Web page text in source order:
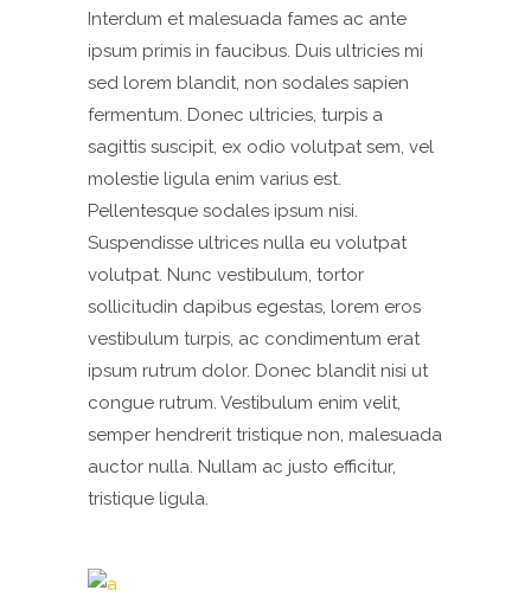
Interdum et malesuada fames ac ante
ipsum primis in faucibus. Duis ultricies mi
sed lorem blandit, non sodales sapien
fermentum. Donec ultricies, turpis a
sagittis suscipit, ex odio volutpat sem, vel
molestie ligula enim varius est.
Pellentesque sodales ipsum nisi.
Suspendisse ultrices nulla eu volutpat
volutpat. Nunc vestibulum, tortor
sollicitudin dapibus egestas, lorem eros
vestibulum turpis, ac condimentum erat
ipsum rutrum dolor. Donec blandit nisi ut
congue rutrum. Vestibulum enim velit,
semper hendrerit tristique non, malesuada
auctor nulla. Nullam ac justo efficitur,
tristique ligula.